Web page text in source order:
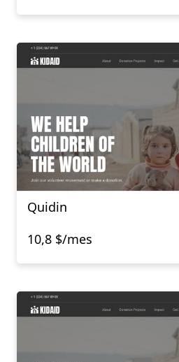
Quidin
10,8 $/mes